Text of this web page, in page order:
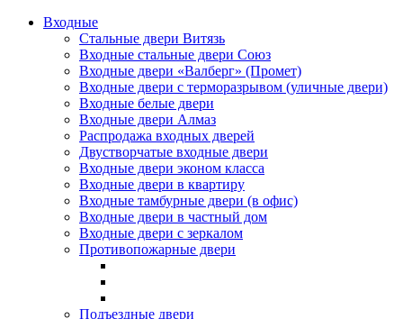
Входные
Стальные двери Витязь
Входные стальные двери Союз
Входные двери «Валберг» (Промет)
Входные двери с терморазрывом (уличные двери)
Входные белые двери
Входные двери Алмаз
Распродажа входных дверей
Двустворчатые входные двери
Входные двери эконом класса
Входные двери в квартиру
Входные тамбурные двери (в офис)
Входные двери в частный дом
Входные двери с зеркалом
Противопожарные двери
Подъездные двери